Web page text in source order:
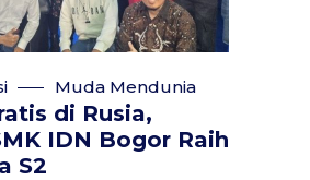
Muda Mendunia
di Rusia,
IDN Bogor Raih
S2